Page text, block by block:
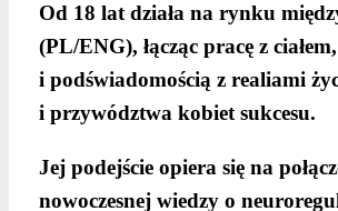
Od 18 lat działa na rynku
(PL/ENG), łącząc pracę z
i podświadomością z realiami
i przywództwa kobiet sukcesu.
Jej podejście opiera się na
nowoczesnej wiedzy o